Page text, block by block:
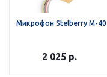
Микрофон Stelberry M-40
2 025р.